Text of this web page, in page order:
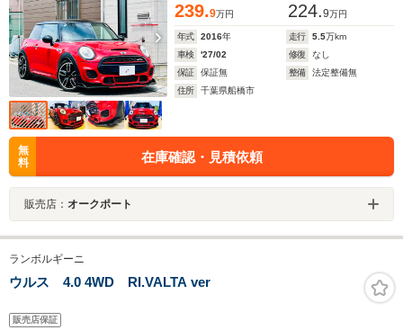
239.9万円 224.9万円
年式 2016年 走行 5.5万km
車検
'27/02 修復
なし
保証
保証無 整備
法定整備無
住所
千葉県船橋市
無
料
在庫確認・見積依頼
販売店： オークポート
ランボルギーニ
ウルス 4.0 4WD RI.VALTA ver
販売店保証